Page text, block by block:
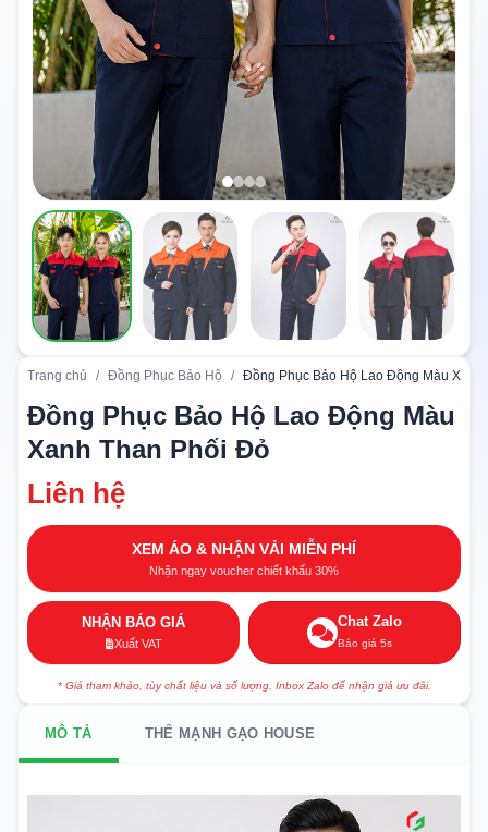
Trang chủ / Đồng Phục Bảo Hộ / Đồng Phục Bảo Hộ Lao Động Màu Xanh
Đồng Phục Bảo Hộ Lao Động Màu
Xanh Than Phối Đỏ
Liên hệ
XEM ÁO & NHẬN VẢI MIỄN PHÍ
Nhận ngay voucher chiết khấu 30%
NHẬN BÁO GIÁ
Xuất VAT
Chat Zalo
Báo giá 5s
* Giá tham khảo, tùy chất liệu và số lượng. Inbox Zalo để nhận giá ưu đãi.
MÔ TẢ THẾ MẠNH GẠO HOUSE